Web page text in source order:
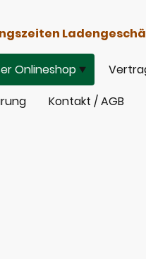
Onlineshop
Kontakt / AGB